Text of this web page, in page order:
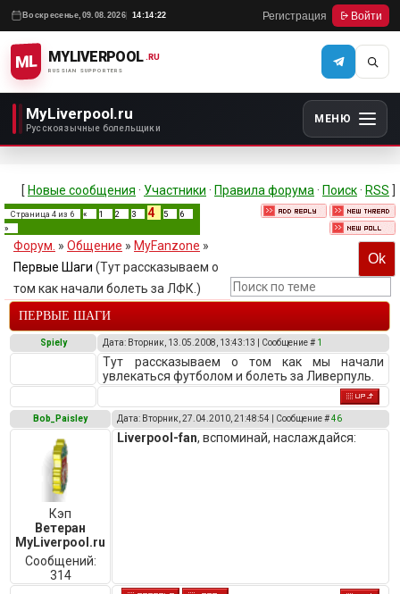
Воскресенье, 09.08.2026 14:14:22 Регистрация Войти
ML MYLIVERPOOL
RUSSIAN SUPPORTERS
.RU
MyLiverpool.ru
Русскоязычные болельщики
МЕНЮ
[ Новые сообщения · Участники · Правила форума · Поиск · RSS
Страница 4 из 6 « 1 2 3 4 5
6
»
Форум. » Общение » MyFanzone »
Первые Шаги (Тут рассказываем о
том как начали болеть за ЛФК.)
ПЕРВЫЕ ШАГИ
Spiely Дата: Вторник, 13.05.2008, 13:43:13 | Сообщение # 1
Тут рассказываем о том как мы начали
увлекаться футболом и болеть за Ливерпуль.
Bob_Paisley Дата: Вторник, 27.04.2010, 21:48:54 | Сообщение #46
Кэп
Ветеран
MyLiverpool.ru
Сообщений:
314
Liverpool-fan, вспоминай, наслаждайся: